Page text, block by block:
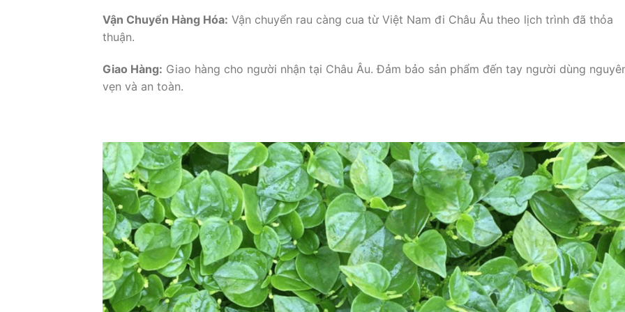
Vận Chuyển Hàng Hóa: Vận chuyển rau càng cua từ Việt Nam đi Châu Âu theo lịch trình đã thỏa
thuận.
Giao Hàng: Giao hàng cho người nhận tại Châu Âu. Đảm bảo sản phẩm đến tay người dùng
vẹn và an toàn.